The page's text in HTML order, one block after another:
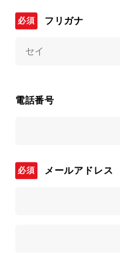
フリガナ
電話番号
メールアドレス